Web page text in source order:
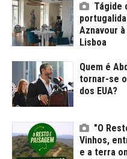
Tágide
Aznavour
Lisboa
Quem é
tornar-se
dos EUA?
"O
Vinhos,
e a terra